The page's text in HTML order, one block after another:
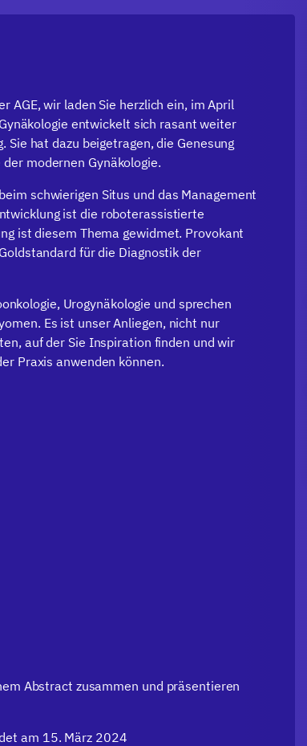
AGE, wir laden Sie herzlich ein, im April
entwickelt sich rasant weiter
hat dazu beigetragen, die Genesung
modernen Gynäkologie.
schwierigen Situs und das Management
ist die roboterassistierte
ist diesem Thema gewidmet. Provokant
für die Diagnostik der
Urogynäkologie und sprechen
Es ist unser Anliegen, nicht nur
auf der Sie Inspiration finden und wir
Praxis anwenden können.
Abstract zusammen und präsentieren
am 15. März 2024